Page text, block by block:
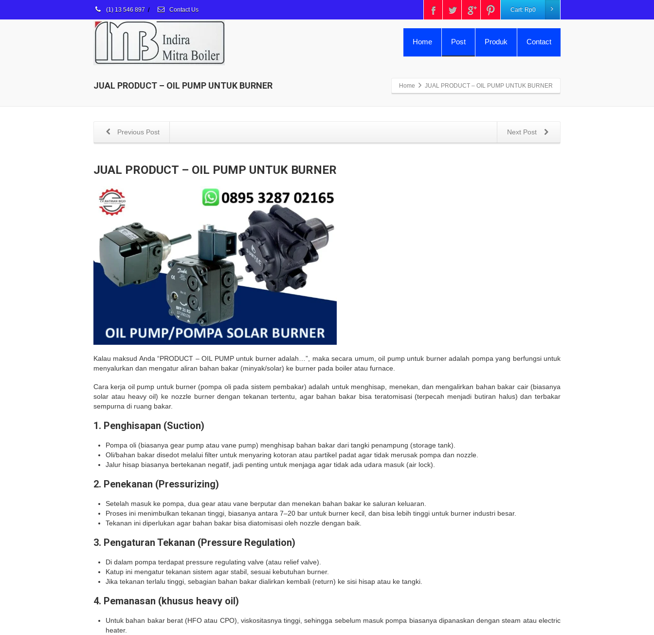
(1) 13 546 897 / Contact Us Cart: Rp0
Home Post Produk Contact
JUAL PRODUCT – OIL PUMP UNTUK BURNER Home JUAL PRODUCT – OIL PUMP UNTUK BURNER
Next Post
Previous Post
JUAL PRODUCT – OIL PUMP UNTUK BURNER
Kalau maksud Anda “PRODUCT – OIL PUMP untuk burner adalah…”, maka secara umum, oil pump untuk burner adalah pompa yang berfungsi untuk
menyalurkan dan mengatur aliran bahan bakar (minyak/solar) ke burner pada boiler atau furnace.
Cara kerja oil pump untuk burner (pompa oli pada sistem pembakar) adalah untuk menghisap, menekan, dan mengalirkan bahan bakar cair (biasanya
solar atau heavy oil) ke nozzle burner dengan tekanan tertentu, agar bahan bakar bisa teratomisasi (terpecah menjadi butiran halus) dan terbakar
sempurna di ruang bakar.
1. Penghisapan (Suction)
Pompa oli (biasanya gear pump atau vane pump) menghisap bahan bakar dari tangki penampung (storage tank).
Oli/bahan bakar disedot melalui filter untuk menyaring kotoran atau partikel padat agar tidak merusak pompa dan nozzle.
Jalur hisap biasanya bertekanan negatif, jadi penting untuk menjaga agar tidak ada udara masuk (air lock).
2. Penekanan (Pressurizing)
Setelah masuk ke pompa, dua gear atau vane berputar dan menekan bahan bakar ke saluran keluaran.
Proses ini menimbulkan tekanan tinggi, biasanya antara 7–20 bar untuk burner kecil, dan bisa lebih tinggi untuk burner industri besar.
Tekanan ini diperlukan agar bahan bakar bisa diatomisasi oleh nozzle dengan baik.
3. Pengaturan Tekanan (Pressure Regulation)
Di dalam pompa terdapat pressure regulating valve (atau relief valve).
Katup ini mengatur tekanan sistem agar stabil, sesuai kebutuhan burner.
Jika tekanan terlalu tinggi, sebagian bahan bakar dialirkan kembali (return) ke sisi hisap atau ke tangki.
4. Pemanasan (khusus heavy oil)
Untuk bahan bakar berat (HFO atau CPO), viskositasnya tinggi, sehingga sebelum masuk pompa biasanya dipanaskan dengan steam atau electric
heater.